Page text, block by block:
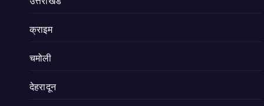
क्राइम
चमोली
देहरादून